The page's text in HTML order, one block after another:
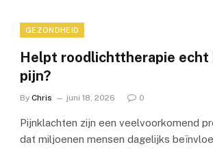
GEZONDHEID
Helpt roodlichttherapie echt
pijn?
By Chris juni 18, 2026 0
Pijnklachten zijn een veelvoorkomend
dat miljoenen mensen dagelijks